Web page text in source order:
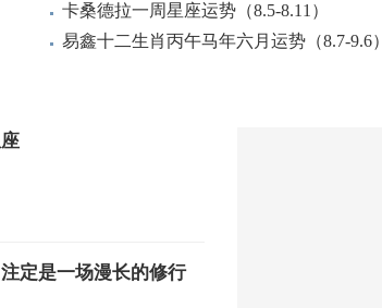
卡桑德拉一周星座运势（8.5-8.11）
易鑫十二生肖丙午马年六月运势（8.7-9.6）
定是一场漫长的修行